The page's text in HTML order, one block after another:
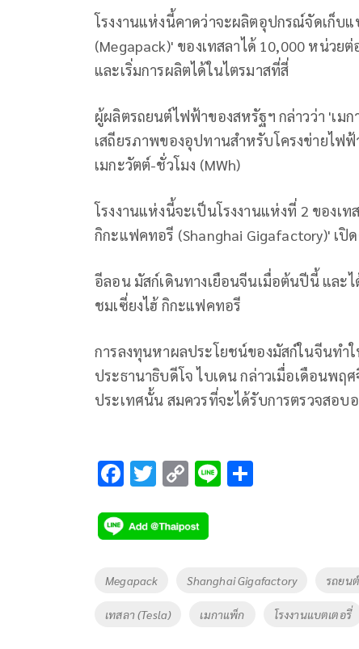
โรงงานแห่งนี้คาดว่าจะผลิตอุปกรณ์จัดเก็บ
(Megapack)' ของเทสลาได้ 10,000 หน่วย
และเริ่มการผลิตได้ในไตรมาสที่สี่
ผู้ผลิตรถยนต์ไฟฟ้าของสหรัฐฯ กล่าวว่า 'เม
เสถียรภาพของอุปทานสำหรับโครงข่ายไฟ
เมกะวัตต์-ชั่วโมง (MWh)
โรงงานแห่งนี้จะเป็นโรงงานแห่งที่ 2 ของเ
กิกะแฟคทอรี (Shanghai Gigafactory)' เปิ
อีลอน มัสก์เดินทางเยือนจีนเมื่อต้นปีนี้ และ
ชมเซี่ยงไฮ้ กิกะแฟคทอรี
การลงทุนหาผลประโยชน์ของมัสก์ในจีนทำ
ประธานาธิบดีโจ ไบเดน กล่าวเมื่อเดือนพฤ
ประเทศนั้น สมควรที่จะได้รับการตรวจสอบอ
F
e
b
o
k
T
tt
er
C
p
y
Li
k
Li
Tags
Megapack Shanghai Gigafactory รถยน
เทสลา (Tesla) เมกาแพ็ก โรงงานแบตเตอรี่